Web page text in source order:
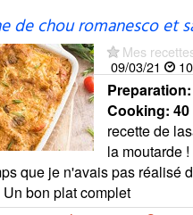
de chou romanesco et
Mes
09/03/21
Preparation:
Cooking:
recette de
la moutarde
que je n'avais pas réalisé
bon plat complet